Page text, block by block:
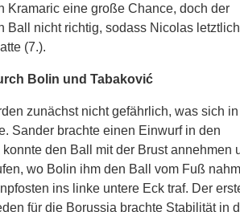
Kramaric eine große Chance, doch der
Ball nicht richtig, sodass Nicolas letztlich
(7.).
Bolin und Tabaković
zunächst nicht gefährlich, was sich
Sander brachte einen Einwurf in den
konnte den Ball mit der Brust annehmen
wo Bolin ihm den Ball vom Fuß nahm
ins linke untere Eck traf. Der
für die Borussia brachte Stabilität in